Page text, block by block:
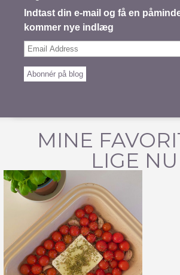
Indtast din e-mail og få en
kommer nye indlæg
Email
Abonnér på blog
MINE
LIGE NU